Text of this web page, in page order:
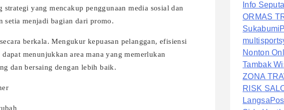
yang mencakup penggunaan media sosial dan
setia menjadi bagian dari promo.
berkala. Mengukur kepuasan pelanggan, efisiensi
menunjukkan area mana yang memerlukan
dan bersaing dengan lebih baik.
Info
ORMAS
Nonton
Tambak
ZONA
RISK